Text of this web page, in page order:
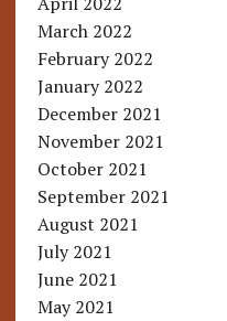
March 2022
February 2022
January 2022
December 2021
November 2021
October 2021
September 2021
August 2021
July 2021
June 2021
May 2021